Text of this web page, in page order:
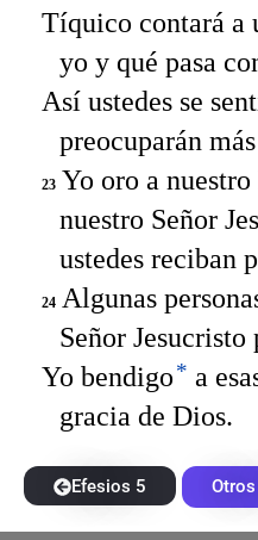
Tíquico contará a
yo y qué pasa
Así ustedes se
preocuparán
23 Yo oro a
nuestro Señor
ustedes reciban
24 Algunas
Señor Jesucristo
Yo bendigo* a
gracia de Dios.
Efesios 5